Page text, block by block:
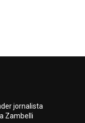
jornalista
Zambelli